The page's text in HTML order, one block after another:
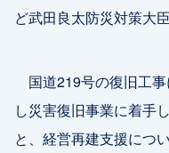
ど武田良太防災対策大
国道219号の復旧工
し災害復旧事業に着手
と、経営再建支援につ